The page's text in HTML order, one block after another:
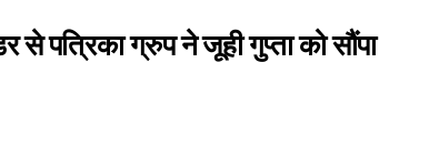
से पत्रिका ग्रुप ने जूही गुप्ता को सौंपा